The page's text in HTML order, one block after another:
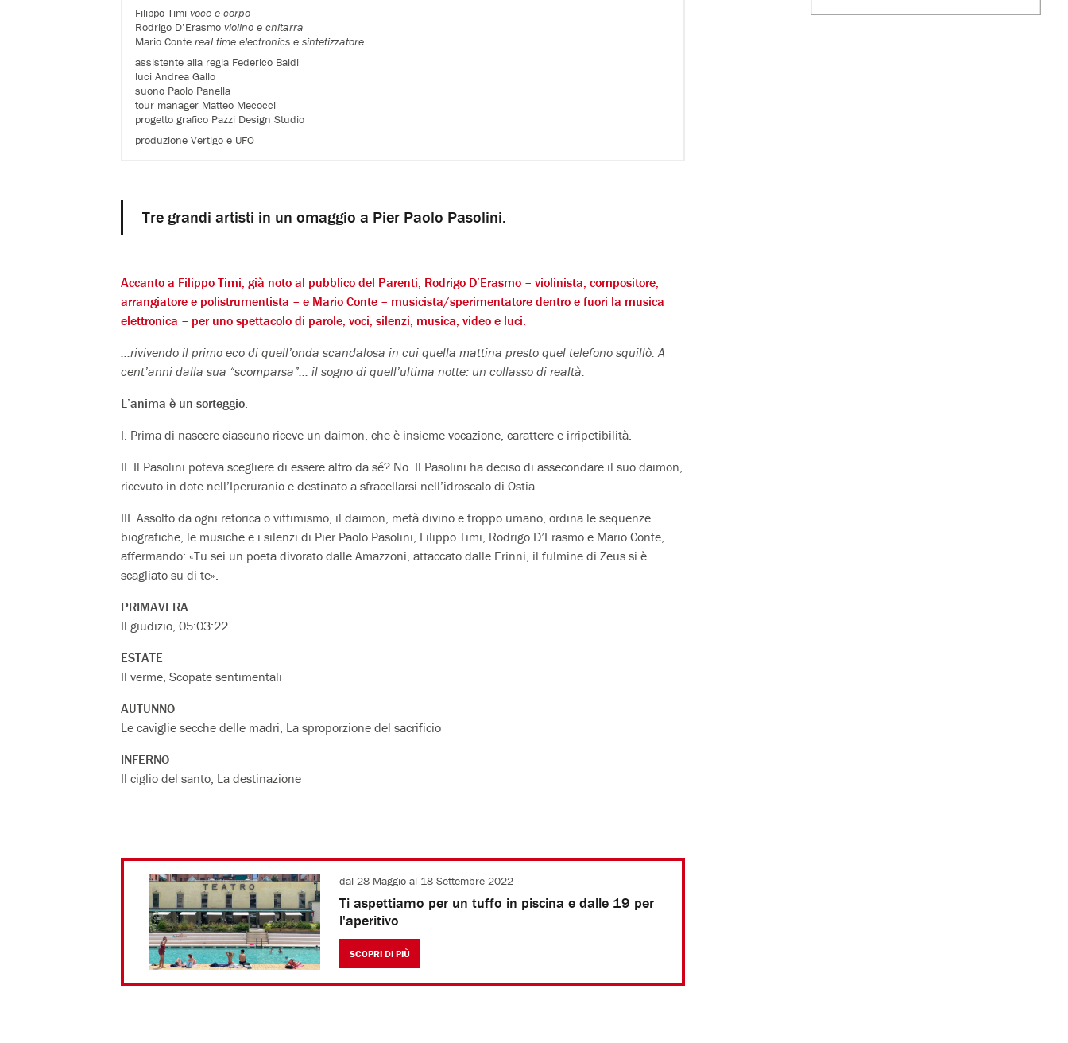
Filippo Timivoce e corpo
Rodrigo D’Erasmoviolino e chitarra
Mario Contereal time electronics e sintetizzatore
assistente alla regia Federico Baldi
luci Andrea Gallo
suono Paolo Panella
tour manager Matteo Mecocci
progetto grafico Pazzi Design Studio
produzione Vertigo e UFO
Tre grandi artisti in un omaggio a Pier Paolo Pasolini.
Accanto a Filippo Timi, già noto al pubblico del Parenti, Rodrigo D’Erasmo – violinista, compositore,
arrangiatore e polistrumentista – e Mario Conte – musicista/sperimentatore dentro e fuori la musica
elettronica – per uno spettacolo di parole, voci, silenzi, musica, video e luci.
…rivivendo il primo eco di quell’onda scandalosa in cui quella mattina presto quel telefono squillò. A
cent’anni dalla sua “scomparsa”… il sogno di quell’ultima notte: un collasso di realtà.
L’anima è un sorteggio.
I. Prima di nascere ciascuno riceve un daimon, che è insieme vocazione, carattere e irripetibilità.
II. Il Pasolini poteva scegliere di essere altro da sé? No. Il Pasolini ha deciso di assecondare il suo daimon,
ricevuto in dote nell’Iperuranio e destinato a sfracellarsi nell’idroscalo di Ostia.
III. Assolto da ogni retorica o vittimismo, il daimon, metà divino e troppo umano, ordina le sequenze
biografiche, le musiche e i silenzi di Pier Paolo Pasolini, Filippo Timi, Rodrigo D’Erasmo e Mario Conte,
affermando: «Tu sei un poeta divorato dalle Amazzoni, attaccato dalle Erinni, il fulmine di Zeus si è
scagliato su di te».
PRIMAVERA
Il giudizio, 05:03:22
ESTATE
Il verme, Scopate sentimentali
AUTUNNO
Le caviglie secche delle madri, La sproporzione del sacrificio
INFERNO
Il ciglio del santo, La destinazione
dal 28 Maggio al 18 Settembre 2022
Ti aspettiamo per un tuffo in piscina e dalle 19 per
l'aperitivo
SCOPRI DI PIÙ